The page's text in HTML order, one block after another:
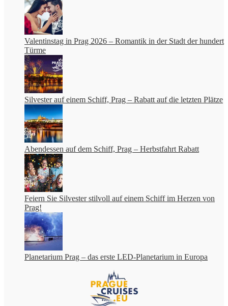
Valentinstag in Prag 2026 – Romantik in der Stadt der hundert
Türme
Silvester auf einem Schiff, Prag – Rabatt auf die letzten Plätze
Abendessen auf dem Schiff, Prag – Herbstfahrt Rabatt
Feiern Sie Silvester stilvoll auf einem Schiff im Herzen von
Prag!
Planetarium Prag – das erste LED-Planetarium in Europa